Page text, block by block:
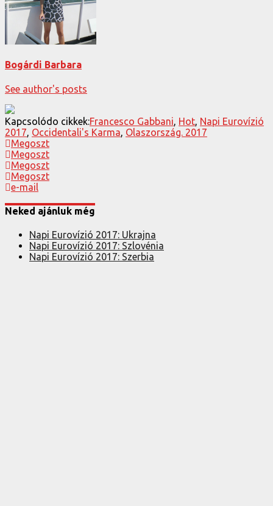
Bogárdi Barbara
See author's posts
Kapcsolódo cikkek:Francesco Gabbani Hot Napi Eurovízió
2017 Occidentali's Karma Olaszország. 2017
Megoszt
Megoszt
Megoszt
Megoszt
e-mail
Neked ajánluk még
Napi Eurovízió 2017: Ukrajna
Napi Eurovízió 2017: Szlovénia
Napi Eurovízió 2017: Szerbia